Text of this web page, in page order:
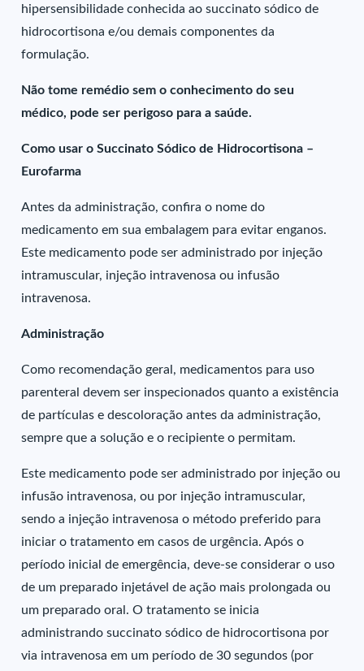
hipersensibilidade conhecida ao succinato sódico de
hidrocortisona e/ou demais componentes da
formulação.
Não tome remédio sem o conhecimento do seu
médico, pode ser perigoso para a saúde.
Como usar o Succinato Sódico de Hidrocortisona –
Eurofarma
Antes da administração, confira o nome do
medicamento em sua embalagem para evitar enganos.
Este medicamento pode ser administrado por injeção
intramuscular, injeção intravenosa ou infusão
intravenosa.
Administração
Como recomendação geral, medicamentos para uso
parenteral devem ser inspecionados quanto a existência
de partículas e descoloração antes da administração,
sempre que a solução e o recipiente o permitam.
Este medicamento pode ser administrado por injeção ou
infusão intravenosa, ou por injeção intramuscular,
sendo a injeção intravenosa o método preferido para
iniciar o tratamento em casos de urgência. Após o
período inicial de emergência, deve-se considerar o uso
de um preparado injetável de ação mais prolongada ou
um preparado oral. O tratamento se inicia
administrando succinato sódico de hidrocortisona por
via intravenosa em um período de 30 segundos (por